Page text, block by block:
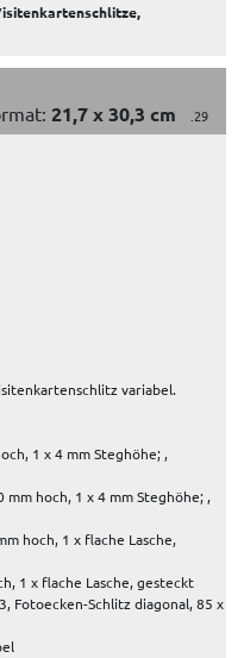
21,7 x 30,3 cm .29
variabel.
1 x 4 mm Steghöhe; ,
hoch, 1 x 4 mm Steghöhe; ,
hoch, 1 x flache Lasche,
1 x flache Lasche, gesteckt
Fotoecken-Schlitz diagonal, 85 x